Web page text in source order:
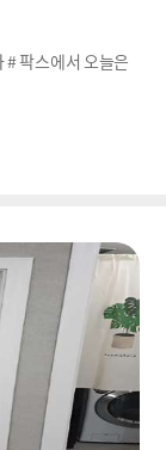
팍스에서 오늘은